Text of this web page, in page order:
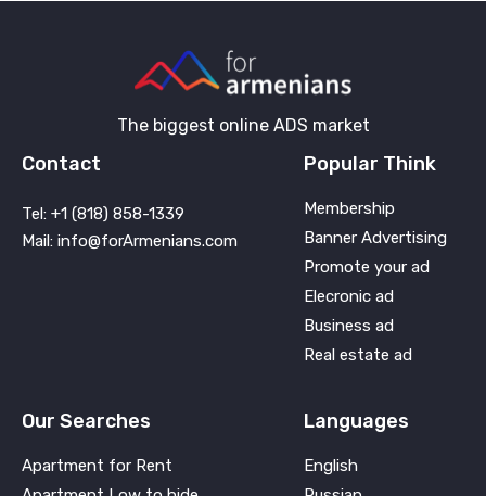
The biggest online ADS market
Contact
Tel: +1 (818) 858-1339
Mail: info@forArmenians.com
Popular Think
Membership
Banner Advertising
Promote your ad
Elecronic ad
Business ad
Real estate ad
Our Searches
Apartment for Rent
Languages
English